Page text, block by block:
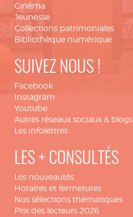
Cinéma
Jeunesse
Collections patrimoniales
Bibliothèque numérique
SUIVEZ NOUS !
Facebook
Instagram
Youtube
Autres réseaux sociaux & blogs
Les infolettres
LES + CONSULTÉS
Les nouveautés
Horaires et fermetures
Nos sélections thématiques
Prix des lecteurs 2026